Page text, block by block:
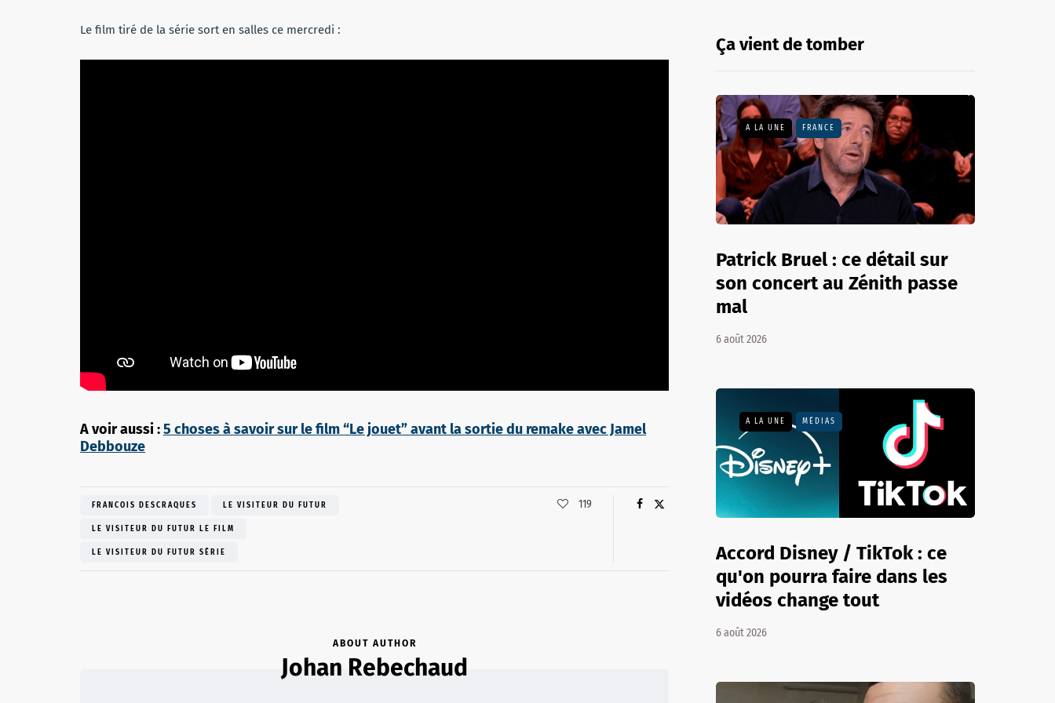
Le film tiré de la série sort en salles ce mercredi :
A voir aussi :5 choses à savoir sur le film “Le jouet” avant la sortie du remake avec Jamel
Debbouze
FRANCOIS DESCRAQUES LE VISITEUR DU FUTUR
LE VISITEUR DU FUTUR LE FILM
LE VISITEUR DU FUTUR SÉRIE
119
ABOUT AUTHOR
Johan Rebechaud
Ça vient de tomber
A LA UNE FRANCE
Patrick Bruel : ce détail sur
son concert au Zénith passe
mal
6 août 2026
A LA UNE MÉDIAS
Accord Disney / TikTok : ce
qu'on pourra faire dans les
vidéos change tout
6 août 2026